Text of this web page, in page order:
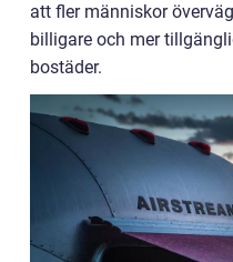
att fler människor
billigare och mer
bostäder.